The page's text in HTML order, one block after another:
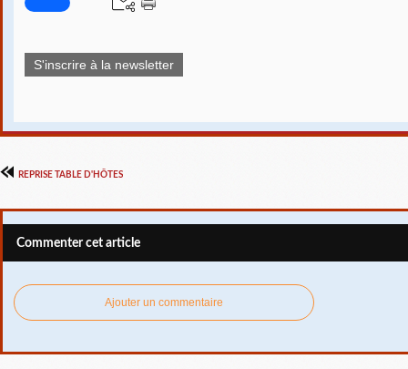
S'inscrire à la newsletter
REPRISE TABLE D'HÔTES
Commenter cet article
Ajouter un commentaire